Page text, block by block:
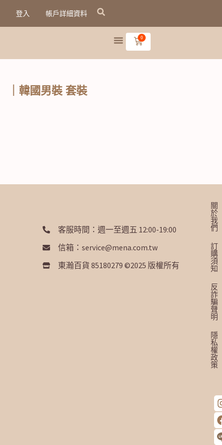
內
登入 帳戶詳細資料
0購
物
｜韓國男裝 套裝
客服時間：週一至週五 12:00-19:00
信箱：service@mena.com.tw
東瀚百貨 85180279 ©2025 版權所有
關
於
我
們
訂
購
須
知
反
詐
騙
聲
明
隱
私
權
政
策